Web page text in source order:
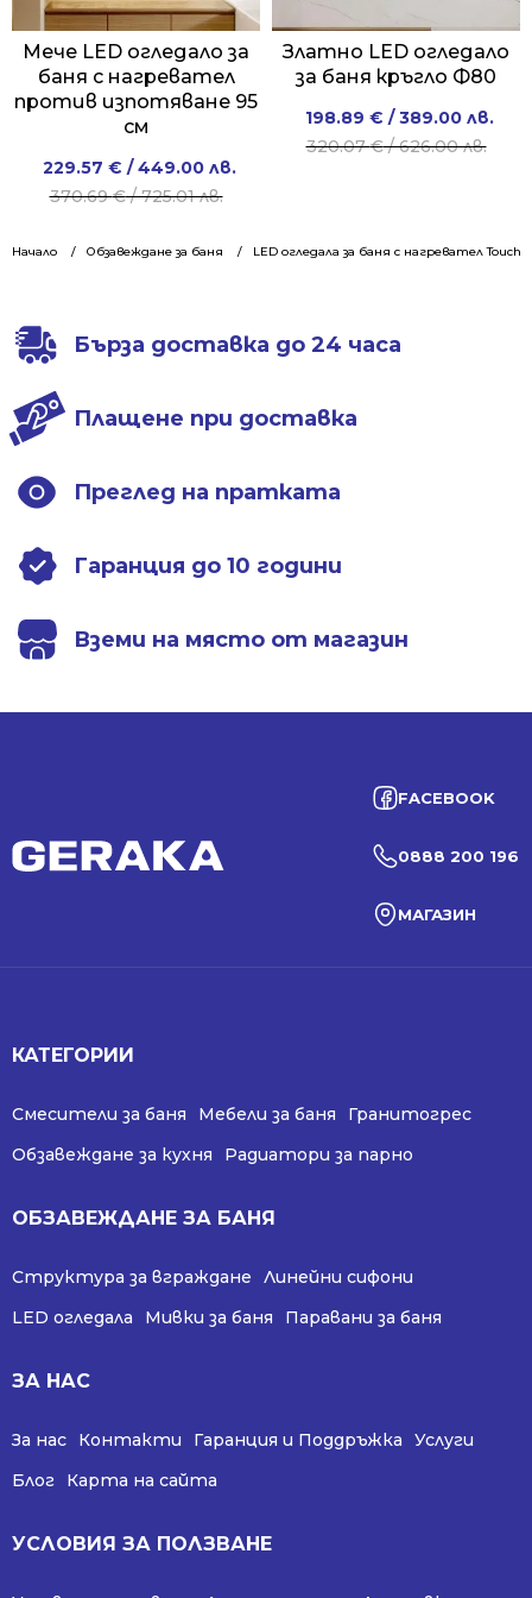
Начало Обзавеждане за баня LED огледала за баня с нагревател Touch
Мече LED огледало за
баня с нагревател
против изпотяване 95
см
370.69€/ 725.01 лв.
Original
price
370.69 €
229.57 € / 449.00 лв.
Current
price
229.57 €
Златно LED огледало
за баня кръгло Ф80
320.07€/ 626.00 лв.
Original
price
626.00 лв..
198.89 € / 389.00 лв.
Current
price
389.00 лв..
Бърза доставка до 24 часа
Плащене при доставка
Преглед на пратката
Гаранция до 10 години
Вземи на място от магазин
FACEBOOK
0888 200 196
МАГАЗИН
КАТЕГОРИИ
Смесители за баня Мебели за баня
Гранитогрес
Обзавеждане за кухня
Радиатори за парно
ОБЗАВЕЖДАНЕ ЗА БАНЯ
Структура за вграждане
Линейни сифони
LED огледала
Мивки за баня Паравани за баня
ЗА НАС
За нас Контакти Гаранция и Поддръжка
Услуги
Блог
Карта на сайта
УСЛОВИЯ ЗА ПОЛЗВАНЕ